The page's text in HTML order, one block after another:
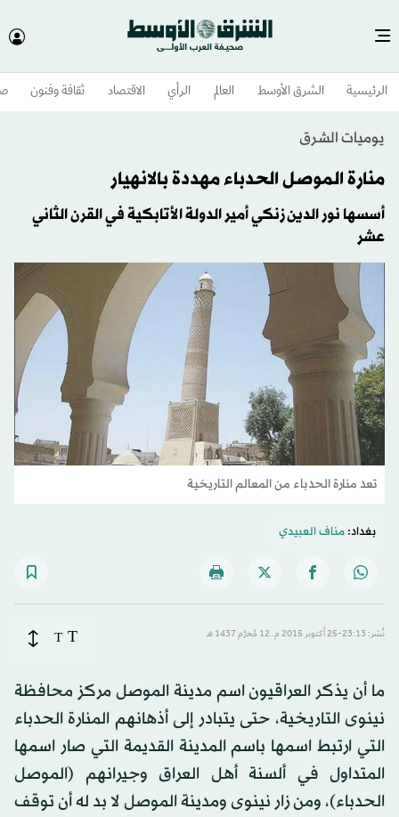
الرئيسية الشرق الأوسط​ العالم الرأي الاقتصاد ثقافة وفنون
يوميات الشرق
منارة الموصل الحدباء مهددة بالانهيار
أسسها نور الدين زنكي أمير الدولة الأتابكية في القرن الثاني
عشر
تعد منارة الحدباء من المعالم التاريخية
بغداد:مناف العبيدي
نُشر: 23:13-25 أكتوبر 2015 م ـ 12 مُحرَّم 1437 هـ T
T
ما أن يذكر العراقيون اسم مدينة الموصل مركز محافظة
نينوى التاريخية، حتى يتبادر إلى أذهانهم المنارة الحدباء
التي ارتبط اسمها باسم المدينة القديمة التي صار اسمها
المتداول في ألسنة أهل العراق وجيرانهم (الموصل
الحدباء)، ومن زار نينوى ومدينة الموصل لا بد له أن توقف